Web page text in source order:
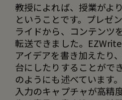
教授によれば、授業がよ
ということです。プレゼ
ライドから、コンテンツ
転送できました。
アイデアを書き加えたり
台にしたりすることがで
のようにも述べています
入力のキャプチャが高精